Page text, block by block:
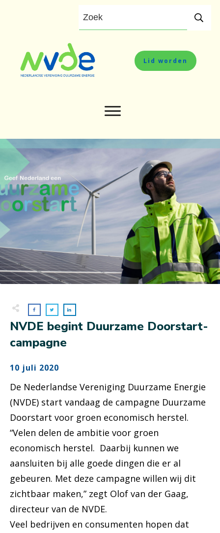
Lid worden
NVDE begint Duurzame Doorstart-
campagne
10 juli 2020
De Nederlandse Vereniging Duurzame Energie
(NVDE) start vandaag de campagne Duurzame
Doorstart voor groen economisch herstel.
“Velen delen de ambitie voor groen
economisch herstel. Daarbij kunnen we
aansluiten bij alle goede dingen die er al
gebeuren. Met deze campagne willen wij dit
zichtbaar maken,” zegt Olof van der Gaag,
directeur van de NVDE.
Veel bedrijven en consumenten hopen dat